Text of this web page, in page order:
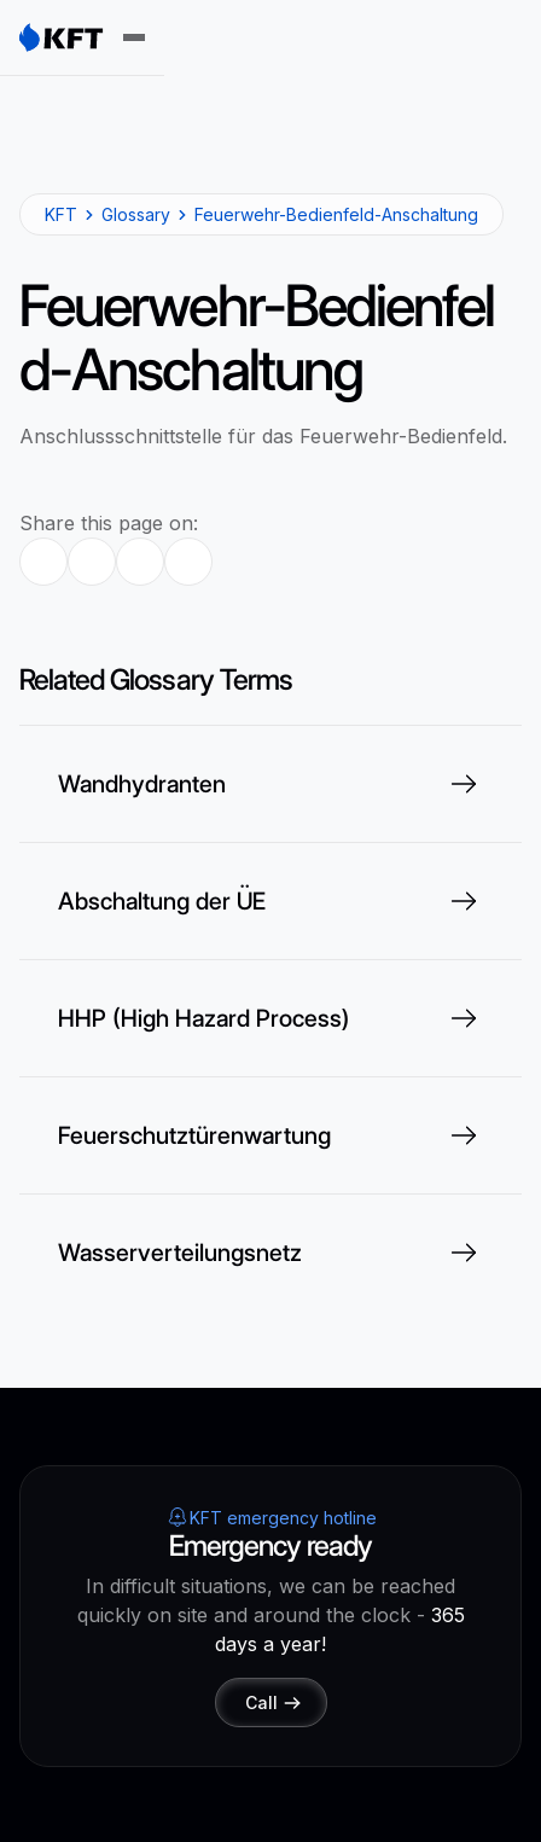
KFT Glossary Feuerwehr-Bedienfeld-Anschaltung
Feuerwehr-Bedienfel
d-Anschaltung
Anschlussschnittstelle für das Feuerwehr-Bedienfeld.
Share this page on:
Related Glossary Terms
Wandhydranten
Abschaltung der ÜE
HHP (High Hazard Process)
Feuerschutztürenwartung
Wasserverteilungsnetz
KFT emergency hotline
Emergency ready
In difficult situations, we can be reached
quickly on site and around the clock - 365
days a year!
Call